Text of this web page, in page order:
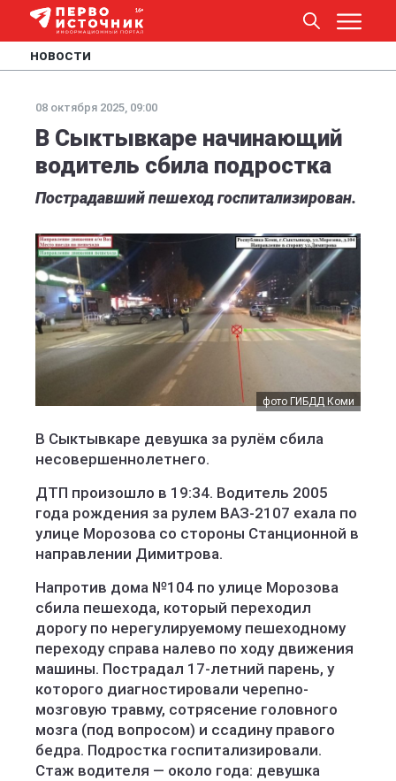
НОВОСТИ
08 октября 2025, 09:00
В Сыктывкаре начинающий
водитель сбила подростка
Пострадавший пешеход госпитализирован.
фото ГИБДД Коми
В Сыктывкаре девушка за рулём сбила
несовершеннолетнего.
ДТП произошло в 19:34. Водитель 2005
года рождения за рулем ВАЗ-2107 ехала по
улице Морозова со стороны Станционной в
направлении Димитрова.
Напротив дома №104 по улице Морозова
сбила пешехода, который переходил
дорогу по нерегулируемому пешеходному
переходу справа налево по ходу движения
машины. Пострадал 17-летний парень, у
которого диагностировали черепно-
мозговую травму, сотрясение головного
мозга (под вопросом) и ссадину правого
бедра. Подростка госпитализировали.
Стаж водителя — около года: девушка